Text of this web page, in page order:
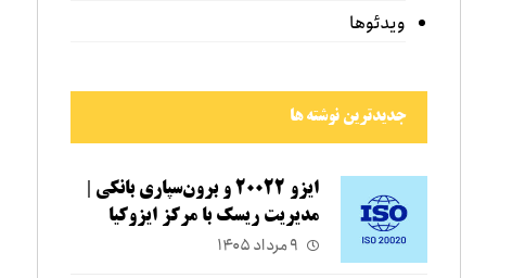
ویدئوها
جدیدترین نوشته ها
ایزو ۲۰۰۲۲ و برون‌سپاری بانکی |
مدیریت ریسک با مرکز ایزوکیا
۹ مرداد ۱۴۰۵